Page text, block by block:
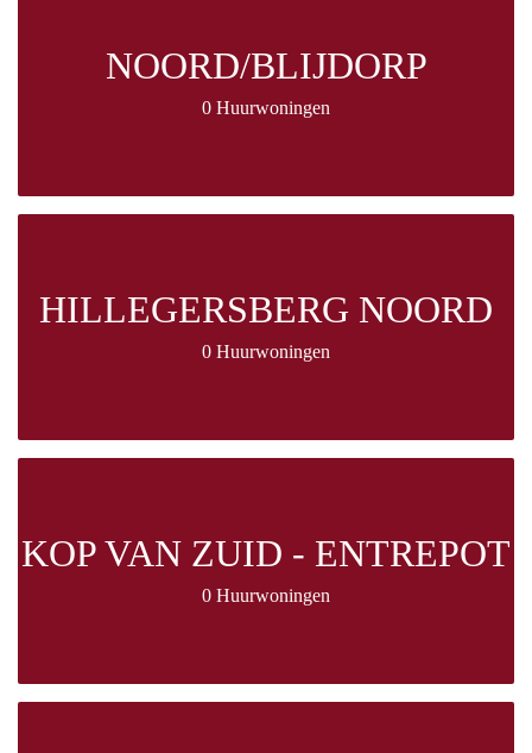
NOORD/BLIJDORP
0 Huurwoningen
HILLEGERSBERG NOORD
0 Huurwoningen
KOP VAN ZUID - ENTREPOT
0 Huurwoningen